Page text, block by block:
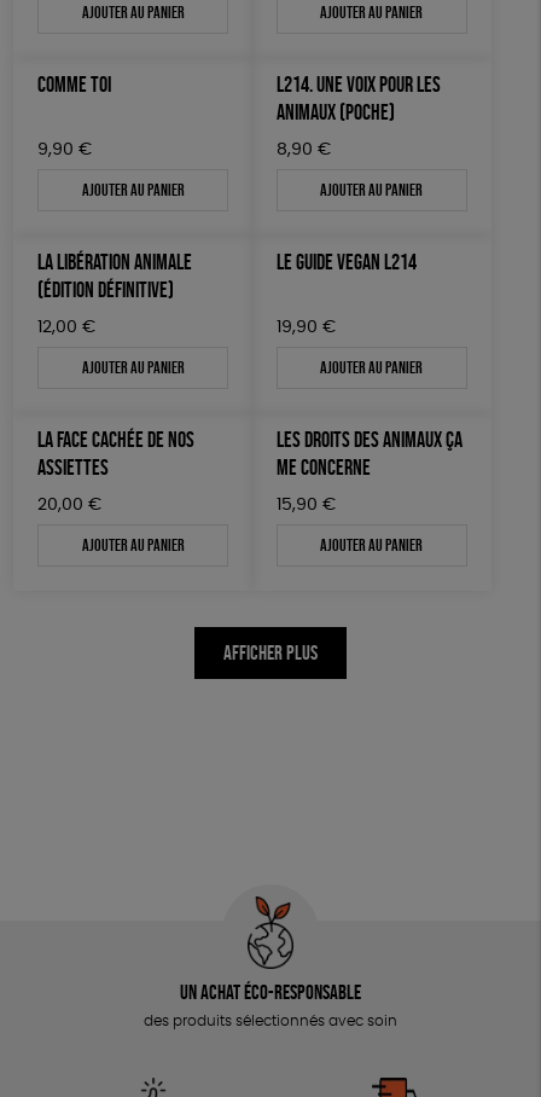
LIBRAIRIE
CUISINE / NUTRITION
ESSAIS
ACCESSOIRES
BADGES
Ajouter au panier Ajouter au panier
COMME TOI
9,90 €
Ajouter au panier
L214. UNE VOIX POUR LES
ANIMAUX (POCHE)
8,90 €
Ajouter au panier
LA LIBÉRATION ANIMALE
(ÉDITION DÉFINITIVE)
12,00 €
Ajouter au panier
LE GUIDE VEGAN L214
19,90 €
Ajouter au panier
LA FACE CACHÉE DE NOS
ASSIETTES
20,00 €
Ajouter au panier
LES DROITS DES ANIMAUX ÇA
ME CONCERNE
15,90 €
Ajouter au panier
AFFICHER PLUS
Un achat éco-responsable
des produits sélectionnés avec soin